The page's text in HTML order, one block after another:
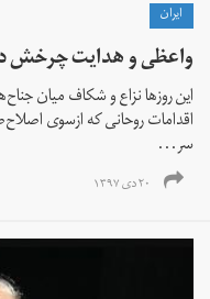
ايران
واعظی و هدایت چرخش
این روزها نزاع و شکاف میان
اقدامات روحانی که ازسوی
سر...
۲۰ دی ۱۳۹۷